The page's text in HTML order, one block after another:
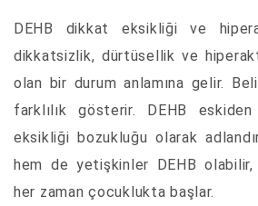
DEHB dikkat eksikliği ve
dikkatsizlik, dürtüsellik ve
olan bir durum anlamına gelir.
farklılık gösterir. DEHB
eksikliği bozukluğu olarak
hem de yetişkinler DEHB
her zaman çocuklukta başlar.